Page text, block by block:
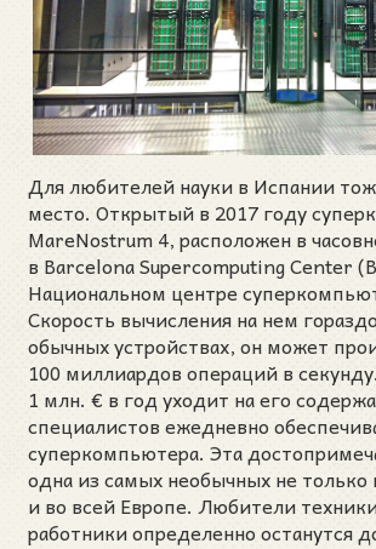
Для любителей науки в Испании
место. Открытый в 2017 году
MareNostrum 4, расположен в
в Barcelona Supercomputing Center
Национальном центре
Скорость вычисления на нем
обычных устройствах, он может
100 миллиардов операций в
1 млн. € в год уходит на его
специалистов ежедневно
суперкомпьютера. Эта
одна из самых необычных не только
и во всей Европе. Любители
работники определенно останутся